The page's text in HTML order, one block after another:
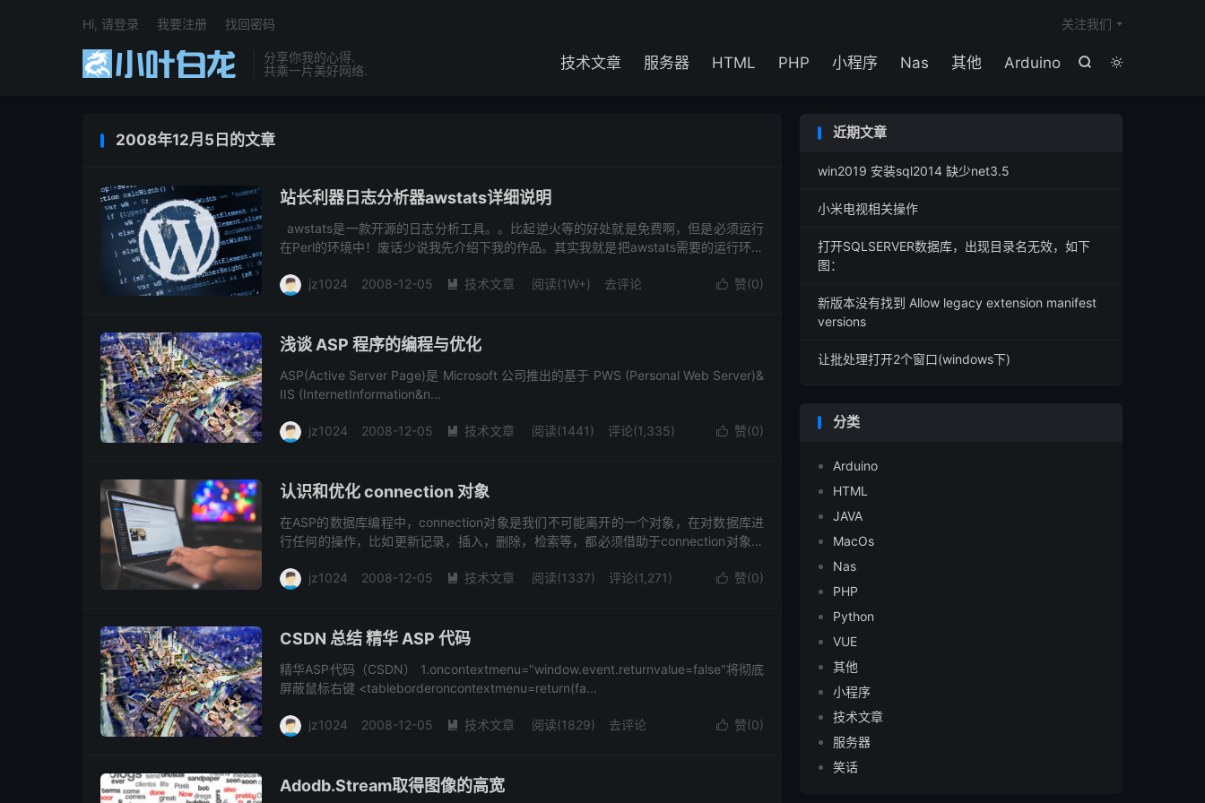
分享你我的心得.
共乘一片美好网络.


技术文章 服务器 HTML PHP 小程序 Nas 其他 Arduino
关注我们
Hi, 请登录 我要注册 找回密码
2008年12月5日的文章
站长利器日志分析器awstats详细说明
awstats是一款开源的日志分析工具。。比起逆火等的好处就是免费啊，但是必须运行
在Perl的环境中！废话少说我先介绍下我的作品。其实我就是把awstats需要的运行环境
 赞(0)
jz1024 2008-12-05  技术文章 阅读(1W+) 去评论
浅谈 ASP 程序的编程与优化
ASP(Active Server Page)是 Microsoft 公司推出的基于 PWS (Personal Web Server)&
IIS (InternetInformation&n...
 赞(0)
jz1024 2008-12-05  技术文章 阅读(1441) 评论(1,335)
认识和优化 connection 对象
在ASP的数据库编程中，connection对象是我们不可能离开的一个对象，在对数据库进
行任何的操作，比如更新记录，插入，删除，检索等，都必须借助于connection对象来
 赞(0)
jz1024 2008-12-05  技术文章 阅读(1337) 评论(1,271)
CSDN 总结 精华 ASP 代码
精华ASP代码（CSDN） 1.oncontextmenu="window.event.returnvalue=false"将彻底
屏蔽鼠标右键 <tableborderoncontextmenu=return(fa...
 赞(0)
jz1024 2008-12-05  技术文章 阅读(1829) 去评论
Adodb.Stream取得图像的高宽
近期文章
win2019 安装sql2014 缺少net3.5
小米电视相关操作
打开SQLSERVER数据库，出现目录名无效，如下
图：
新版本没有找到 Allow legacy extension manifest
versions
让批处理打开2个窗口(windows下)
分类
Arduino
HTML
JAVA
MacOs
Nas
PHP
Python
VUE
其他
小程序
技术文章
服务器
笑话